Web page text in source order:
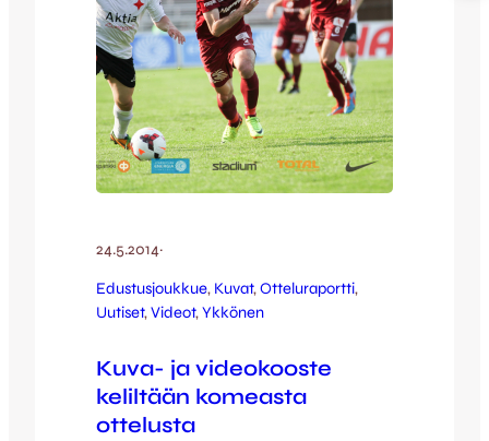
24.5.2014·
Edustusjoukkue, Kuvat, Otteluraportti
Uutiset, Videot, Ykkönen
Kuva- ja videokooste
keliltään komeasta
ottelusta